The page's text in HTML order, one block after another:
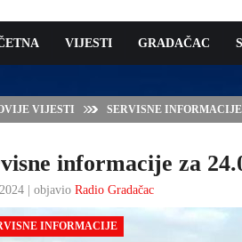
VIJESTI GRADAČAC
VIJESTI
VLADA TK – POTPISAN
GRADAČCA
informacije za
| objavio Radio Gradačac
INFORMACIJE